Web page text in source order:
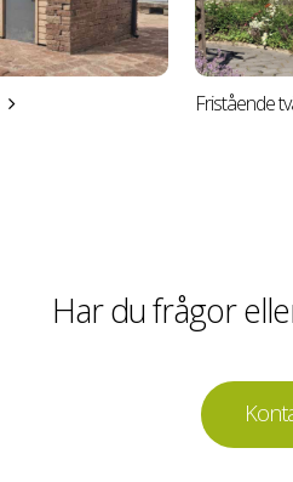
Fristående
Har du frågor